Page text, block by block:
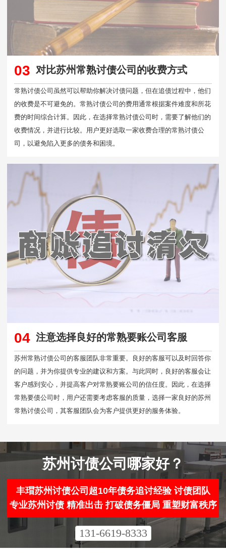
03 对比苏州常熟讨债公司的收费方式
常熟讨债公司虽然可以帮助你解决讨债问题，但在追债过程中，他们
的收费是不可避免的。常熟讨债公司的费用通常根据案件难度和所花
费的时间综合计算。因此，在选择常熟讨债公司时，需要了解他们的
收费情况，并进行比较。用户更好选取一家收费合理的常熟讨债公
司，以避免陷入更多的债务和困境。
04 注意选择良好的常熟要账公司客服
苏州常熟讨债公司的客服团队非常重要。良好的客服可以及时回答你
的问题，并为你提供专业的建议和方案。与此同时，良好的客服会让
客户感到安心，并提高客户对常熟要账公司的信任度。因此，在选择
常熟要债公司时，用户还需要考虑客服的质量，选择一家良好的苏州
常熟讨债公司，其客服团队会为客户提供更好的服务体验。
苏州讨债公司哪家好？
丰瑁苏州讨债公司超10年债务追讨经验 讨债团队
专业苏州讨债 精准出击 打破债务僵局 重塑财富秩序
131-6619-8333